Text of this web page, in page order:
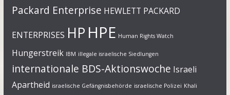
Packard Enterprise HEWLETT PACKARD
ENTERPRISES HP HPE Human Rights Watch
Hungerstreik IBM illegale israelische Siedlungen
internationale BDS-Aktionswoche Israeli
Apartheid israelische Gefängnisbehörde israelische Polizei Khali